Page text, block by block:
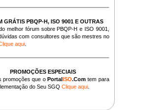
GRÁTIS PBQP-H, ISO 9001 E OUTRAS
melhor fórum sobre PBQP-H e ISO 9001,
com consultores que são mestres no
aqui
PROMOÇÕES ESPECIAIS
promoções que oPortalISO.Com tem para
do Seu SGQClique aqui